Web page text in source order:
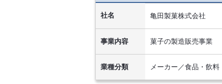
社名 亀田製菓株式会社
事業内容 菓子の製造販売事業
業種分類 メーカー／食品・飲料